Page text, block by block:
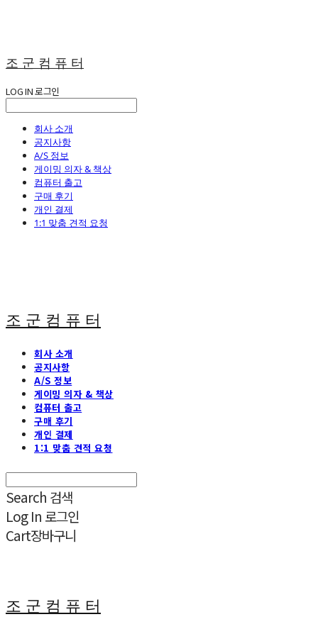
조 군 컴 퓨 터
LOG IN로그인
회사 소개
공지사항
A/S 정보
게이밍 의자 & 책상
컴퓨터 출고
구매 후기
개인 결제
1:1 맞춤 견적 요청
조 군 컴 퓨 터
회사 소개
공지사항
A/S 정보
게이밍 의자 & 책상
컴퓨터 출고
구매 후기
개인 결제
1:1 맞춤 견적 요청
Search 검색
Log In 로그인
Cart장바구니
조 군 컴 퓨 터